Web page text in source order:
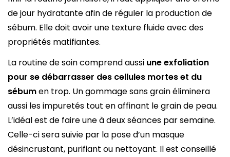
de jour hydratante afin de réguler la production de
sébum. Elle doit avoir une texture fluide avec des
propriétés matifiantes.
La routine de soin comprend aussi une exfoliation
pour se débarrasser des cellules mortes et du
sébumen trop. Un gommage sans grain éliminera
aussi les impuretés tout en affinant le grain de peau.
L’idéal est de faire une à deux séances par semaine.
Celle-ci sera suivie par la pose d’un masque
désincrustant, purifiant ou nettoyant. Il est conseillé